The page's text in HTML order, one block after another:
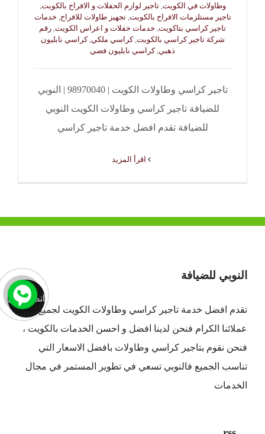
وطاولات في الكويت,تاجير لوازم الحفلات و الافراح بالكويت,
تاجير مستلزمات الافراح بالكويت,تجهيز طاولات للافراح, خدمات
تاجير كراسي بتاكويت, خدمات خفلات و اعراس الكويت, رقم
شركة تاجير كراسي بالكويت,كراسي ملكي,كراسي نابليون
ذهبي,كراسي نابليون فضي
تاجير كراسي وطاولات الكويت | 98970040 | النوبي
للضيافة تاجير كراسي وطاولات الكويت النوبي
للضيافة تقدم افضل خدمة تاجير كراسي
النوبي للضيافة
تقدم افضل خدمة تاجير كراسي وطاولات الكويت لجميع
عملائنا الكرام فنحن لدينا افضل و احسن الخدمات بالكويت ،
فنحن نقوم بتاجير كراسي وطاولات بافضل الاسعار التي
تناسب الجميع فالنوبي تسعي في تطوير المستمر في مجال
الخدمات
اتصل الان